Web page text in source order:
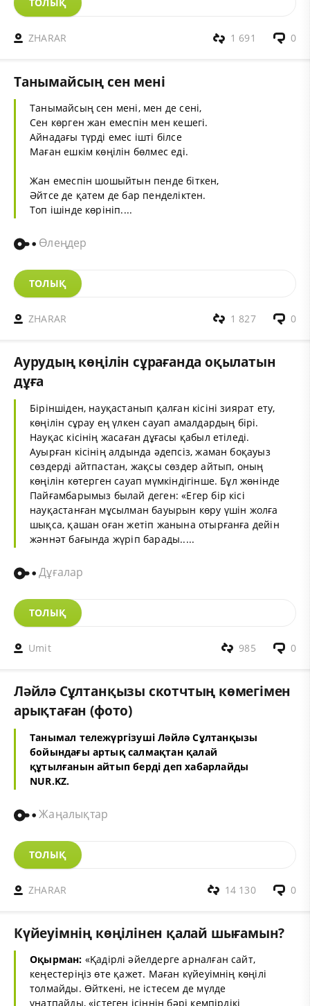
ТОЛЫҚ
ZHARAR 0
1 691
Танымайсың сен мені
Танымайсың сен мені, мен де сені,
Сен көрген жан емеспін мен кешегі.
Айнадағы түрді емес ішті білсе
Маған ешкім көңілін бөлмес еді.
Жан емеспін шошыйтын пенде біткен,
Әйтсе де қатем де бар пенделіктен.
Топ ішінде көрініп....
Өлеңдер
ТОЛЫҚ
ZHARAR 0
1 827
Аурудың көңілін сұрағанда оқылатын
дұға
Біріншіден, науқастанып қалған кісіні зиярат ету,
көңілін сұрау ең үлкен сауап амалдардың бірі.
Науқас кісінің жасаған дұғасы қабыл етіледі.
Ауырған кісінің алдында әдепсіз, жаман боқауыз
сөздерді айтпастан, жақсы сөздер айтып, оның
көңілін көтерген сауап мүмкіндігінше. Бұл жөнінде
Пайғамбарымыз былай деген: «Егер бір кісі
науқастанған мұсылман бауырын көру үшін жолға
шықса, қашан оған жетіп жанына отырғанға дейін
жәннәт бағында жүріп барады.....
Дұғалар
ТОЛЫҚ
Umit 0
985
Ләйлә Сұлтанқызы скотчтың көмегімен
арықтаған (фото)
Танымал тележүргізуші Ләйлә Сұлтанқызы
бойындағы артық салмақтан қалай
құтылғанын айтып берді деп хабарлайды
NUR.KZ.
Жаңалықтар
ТОЛЫҚ
ZHARAR 0
14 130
Күйеуімнің көңілінен қалай шығамын?
Оқырман: «Қадірлі әйелдерге арналған сайт,
кеңестеріңіз өте қажет. Маған күйеуімнің көңілі
толмайды. Өйткені, не істесем де мүлде
ұнатпайды, «істеген ісіңнің бәрі кемпірдікі